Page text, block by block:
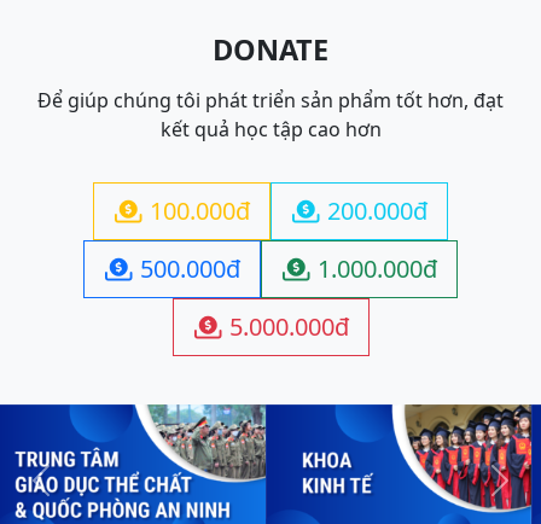
DONATE
Để giúp chúng tôi phát triển sản phẩm tốt hơn, đạt
kết quả học tập cao hơn
 100.000đ  200.000đ
 500.000đ  1.000.000đ
 5.000.000đ
Previous Next